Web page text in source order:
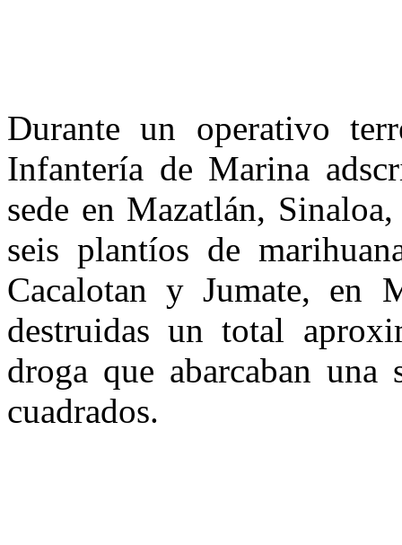
Durante un operativo
Infantería de Marina
sede en Mazatlán,
seis plantíos de
Cacalotan y Jumate, en
destruidas un total
droga que abarcaban
cuadrados.